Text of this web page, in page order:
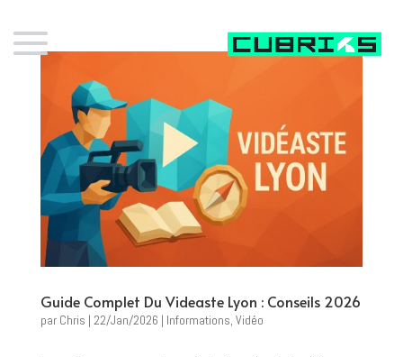
Guide Complet Du Videaste Lyon : Conseils 2026
par Chris | 22/Jan/2026 | Informations, Vidéo